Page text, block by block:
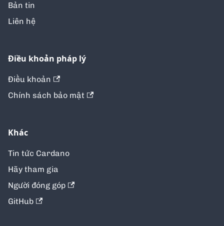
Bản tin
Liên hệ
Điều khoản pháp lý
Điều khoản
Chính sách bảo mật
Khác
Tin tức Cardano
Hãy tham gia
Người đóng góp
GitHub